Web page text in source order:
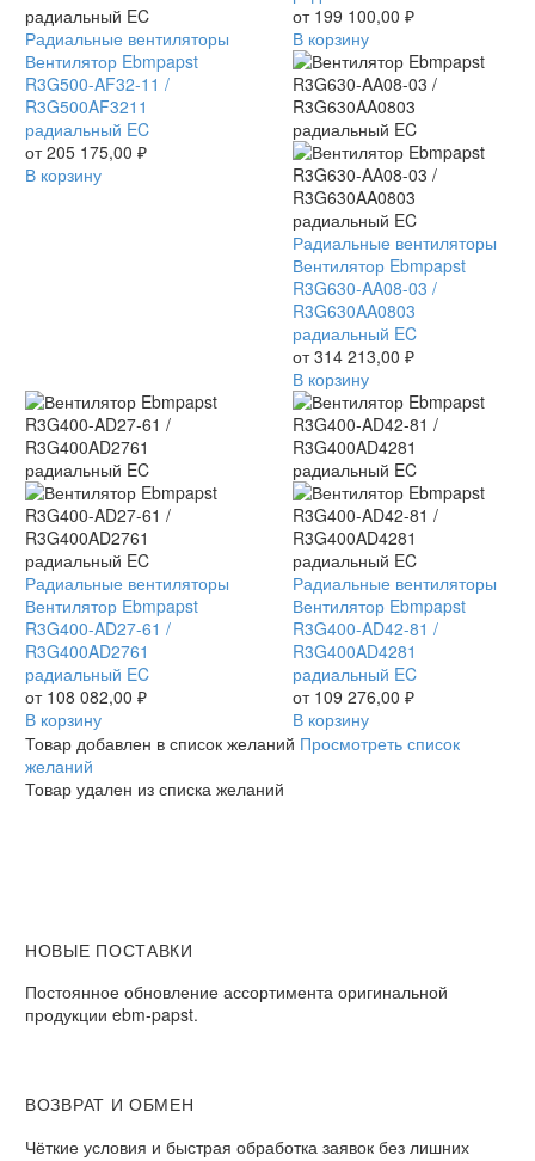
Вентилятор
Ebmpapst
R3G500-
AF32-
11
/
R3G500AF3211
Радиальные вентиляторы
Вентилятор Ebmpapst
R3G500-AF32-11 /
R3G500AF3211
радиальный EC
от205 175,00 ₽
В корзину
03
радиальный
EC
от 199 100,00 ₽
В корзину
Вентилятор
Ebmpapst
R3G630-
AA08-
03
/
R3G630AA0803
радиальный
EC
Радиальные вентиляторы
Вентилятор Ebmpapst
R3G630-AA08-03 /
R3G630AA0803
радиальный EC
от314 213,00 ₽
В корзину
Вентилятор
Ebmpapst
R3G400-
AD27-
61
/
R3G400AD2761
радиальный
EC
Радиальные вентиляторы
Вентилятор Ebmpapst
R3G400-AD27-61 /
R3G400AD2761
радиальный EC
от 108 082,00 ₽
В корзину
Вентилятор
Ebmpapst
R3G400-
AD42-
81
/
R3G400AD4281
радиальный
Радиальные вентиляторы
Вентилятор Ebmpapst
R3G400-AD42-81 /
R3G400AD4281
радиальный EC
от 109 276,00 ₽
В корзину
Товар добавлен в список желаний Просмотреть список
желаний
Товар удален из списка желаний
НОВЫЕ ПОСТАВКИ
Постоянное обновление ассортимента оригинальной
продукции ebm-papst.
ВОЗВРАТ И ОБМЕН
Чёткие условия и быстрая обработка заявок без лишних